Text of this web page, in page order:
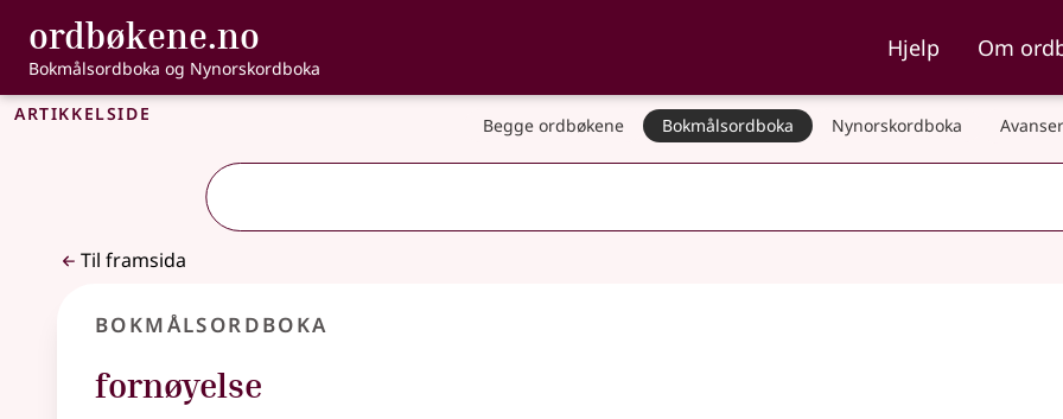
Gå til hovudinnhald
Tilgjenge
ordbøkene.no , Bokmålsordboka og Nynorskordboka
Bokmålsordboka og Nynorskordboka
Hjelp Om
Artikkelside Begge ordbøkene Bokmålsordboka Nynorskordboka
Til framsida
Bokmålsordboka
fornøyelse